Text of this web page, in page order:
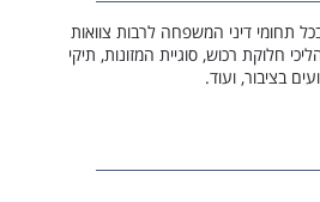
תחומי דיני המשפחה לרבות צוואות
חלוקת רכוש, סוגיית המזונות, תיקי
בציבור, ועוד.